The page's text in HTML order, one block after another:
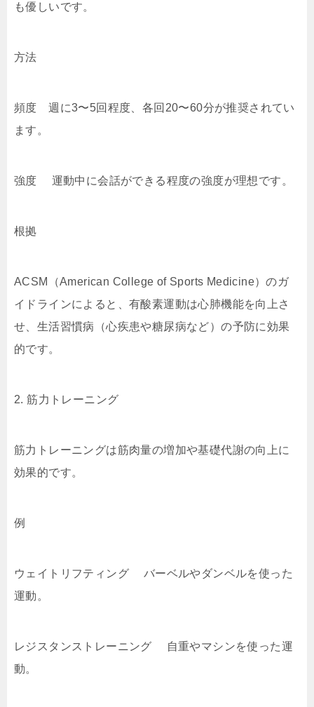
も優しいです。
方法
頻度 週に3〜5回程度、各回20〜60分が推奨されてい
ます。
強度 運動中に会話ができる程度の強度が理想です。
根拠
ACSM（American College of Sports Medicine）のガ
イドラインによると、有酸素運動は心肺機能を向上さ
せ、生活習慣病（心疾患や糖尿病など）の予防に効果
的です。
2. 筋力トレーニング
筋力トレーニングは筋肉量の増加や基礎代謝の向上に
効果的です。
例
ウェイトリフティング バーベルやダンベルを使った
運動。
レジスタンストレーニング 自重やマシンを使った運
動。